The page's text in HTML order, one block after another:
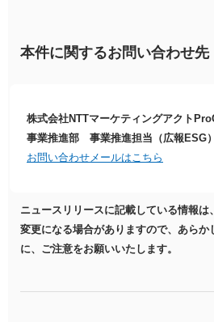
本件に関するお問い合わせ先
株式会社NTTマーケティングアクト
事業推進部 事業推進担当（広報ESG）
お問い合わせメールはこちら
ニュースリリースに記載している情報は
変更になる場合がありますので、あらか
に、ご注意をお願いいたします。